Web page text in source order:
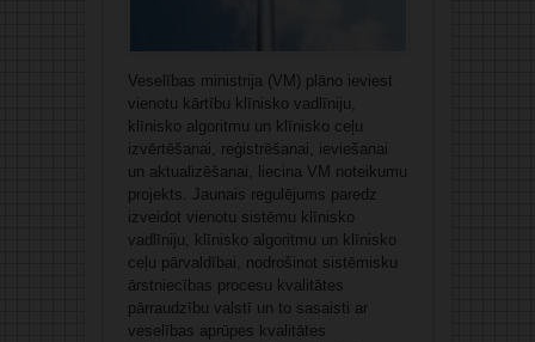
Veselības ministrija (VM) plāno ieviest
vienotu kārtību klīnisko vadlīniju,
klīnisko algoritmu un klīnisko ceļu
izvērtēšanai, reģistrēšanai, ieviešanai
un aktualizēšanai, liecina VM noteikumu
projekts. Jaunais regulējums paredz
izveidot vienotu sistēmu klīnisko
vadlīniju, klīnisko algoritmu un klīnisko
ceļu pārvaldībai, nodrošinot sistēmisku
ārstniecības procesu kvalitātes
pārraudzību valstī un to sasaisti ar
veselības aprūpes kvalitātes